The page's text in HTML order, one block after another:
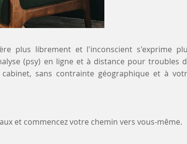
plus librement et l'inconscient s'exprime
(psy) en ligne et à distance pour troubles
sans contrainte géographique et à
et commencez votre chemin vers vous-même.